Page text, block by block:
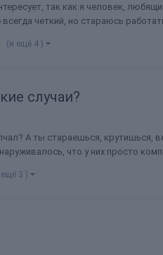
так как я человек,
четкий, но стараюсь
(и ещё 4 )
случаи?
А ты стараешься,
что у них просто
3 )